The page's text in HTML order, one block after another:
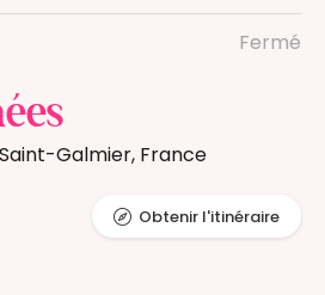
Fermé
Galmier, France
Obtenir l'itinéraire